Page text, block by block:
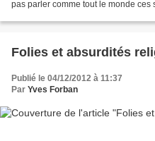
pas parler comme tout le monde
Folies et absurdités
Publié le 04/12/2012 à 11:37
Par Yves Forban